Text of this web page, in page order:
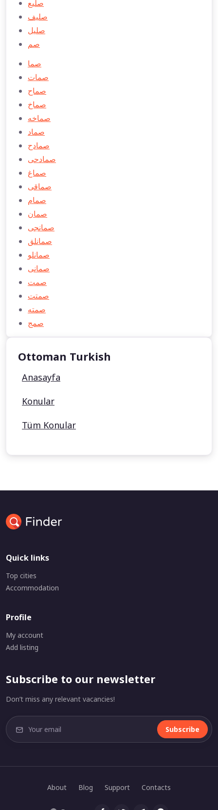
صلیع
صلیف
صلیل
صم
صما
صمات
صماح
صماخ
صماخه
صماد
صمادح
صمادحی
صماغ
صماقی
صمام
صمان
صمانجی
صمانلق
صمانلو
صمانی
صمت
صمتت
صمته
صمج
Ottoman Turkish
Anasayfa
Konular
Tüm Konular
Quick links
Top cities
Accommodation
Profile
My account
Add listing
Subscribe to our newsletter
Don’t miss any relevant vacancies!
Subscribe
About Blog Support Contacts